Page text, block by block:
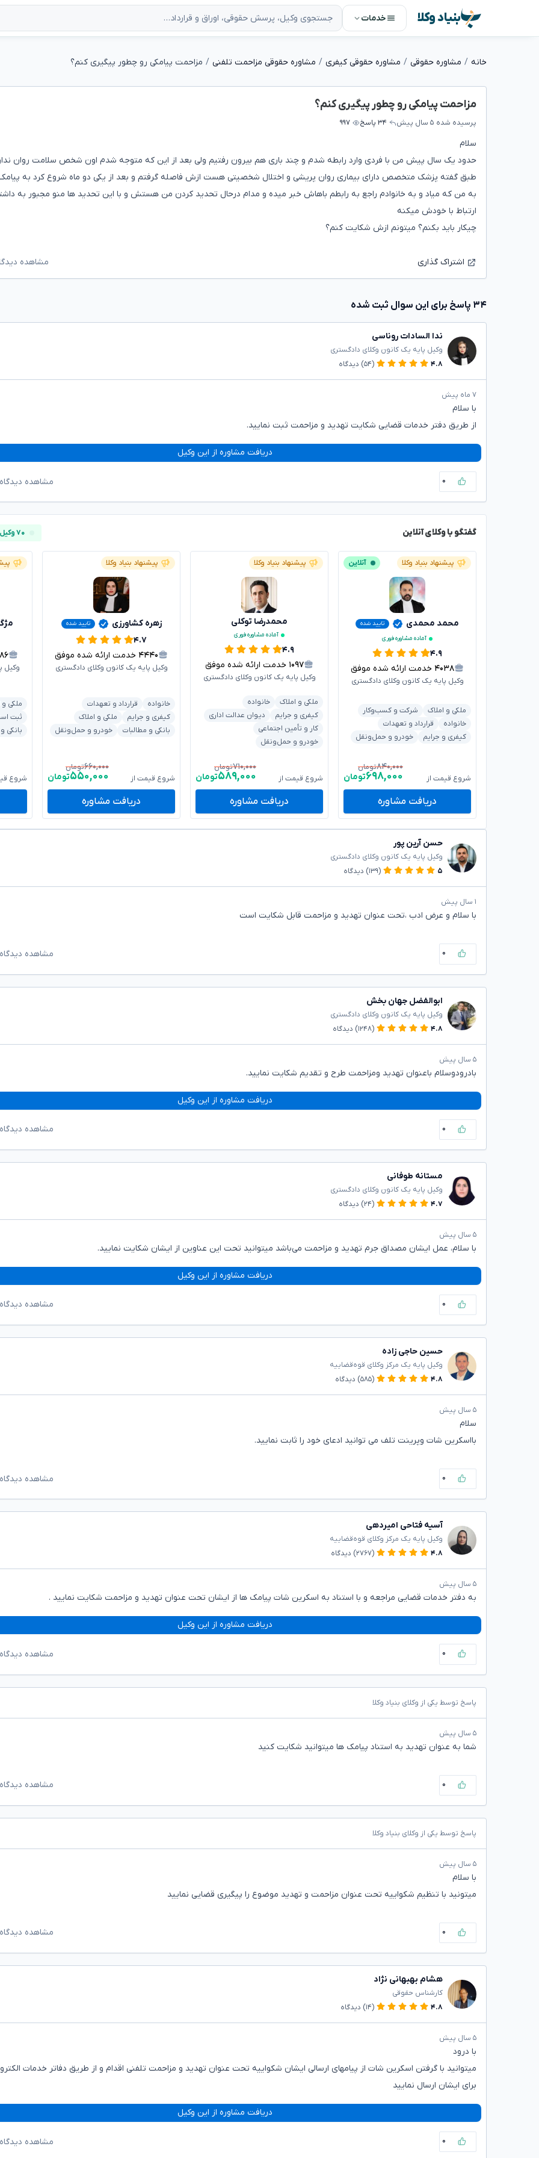
بنیاد وکلا خدمات
خانه مشاوره حقوقی مشاوره حقوقی کیفری مشاوره حقوقی مزاحمت تلفنی مزاحمت پیامکی رو چطور پیگیری کنم؟
مزاحمت پیامکی رو چطور پیگیری کنم؟
پرسیده شده ۵ سال پیش ۳۴ پاسخ ۹۹۷
سلام
حدود یک سال پیش من با فردی وارد رابطه شدم و چند باری هم بیرون رفتیم ولی بعد از این که متوجه شدم اون شخص سلامت روان
طبق گفته پزشک متخصص دارای بیماری روان پریشی و اختلال شخصیتی هست ازش فاصله گرفتم و بعد از یکی دو ماه شروع کرد به
به من که میاد و به خانوادم راجع به رابطم باهاش خبر میده و مدام درحال تحدید کردن من هستش و با این تحدید ها منو مجبور به
ارتباط با خودش میکنه
چیکار باید بکنم؟ میتونم ازش شکایت کنم؟
اشتراک گذاری مشاهده
۳۴ پاسخ برای این سوال ثبت شده
ندا السادات روناسی
وکیل پایه یک کانون وکلای دادگستری
۴.۸
(۵۴) دیدگاه
۷ ماه پیش
با سلام
از طریق دفتر خدمات قضایی شکایت تهدید و مزاحمت ثبت نمایید.
دریافت مشاوره از این وکیل
۰ مشاهده
گفتگو با وکلای آنلاین ۷۰ وکیل آنلاین
پیشنهاد بنیاد وکلا آنلاین
محمد محمدی
تایید شده
آماده مشاوره فوری
۴.۹
۴۰۳۸ خدمت ارائه شده موفق
وکیل پایه یک کانون وکلای دادگستری
ملکی و املاک
شرکت و کسب‌وکار
خانواده
قرارداد و تعهدات
کیفری و جرایم
خودرو و حمل‌ونقل
شروع قیمت از
۸۴۰,۰۰۰تومان
۶۹۸,۰۰۰تومان
دریافت مشاوره
پیشنهاد بنیاد وکلا
محمدرضا توکلی
آماده مشاوره فوری
۴.۹
۱۰۹۷ خدمت ارائه شده موفق
وکیل پایه یک کانون وکلای دادگستری
ملکی و املاک
خانواده
کیفری و جرایم
دیوان عدالت اداری
کار و تأمین اجتماعی
خودرو و حمل‌ونقل
شروع قیمت از
۷۱۰,۰۰۰تومان
۵۸۹,۰۰۰تومان
دریافت مشاوره
پیشنهاد بنیاد وکلا
زهره کشاورزی تایید شده
۴.۷
۴۴۴۰ خدمت ارائه شده موفق
وکیل پایه یک کانون وکلای دادگستری
خانواده
قرارداد و تعهدات
کیفری و جرایم
ملکی و املاک
بانکی و مطالبات
خودرو و حمل‌ونقل
شروع قیمت از
۶۶۰,۰۰۰تومان
۵۵۰,۰۰۰تومان
دریافت مشاوره
وکیل
ملکی و
ثبت
بانکی
شروع
حسن آرین پور
وکیل پایه یک کانون وکلای دادگستری
۵
(۱۳۹) دیدگاه
۱ سال پیش
با سلام و عرض ادب ،تحت عنوان تهدید و مزاحمت قابل شکایت است
۰ مشاهده
ابوالفضل جهان بخش
وکیل پایه یک کانون وکلای دادگستری
۴.۸
(۱۲۴۸) دیدگاه
۵ سال پیش
بادرودوسلام باعنوان تهدید ومزاحمت طرح و تقدیم شکایت نمایید.
دریافت مشاوره از این وکیل
۰ مشاهده
مستانه طوفانی
وکیل پایه یک کانون وکلای دادگستری
۴.۷
(۲۴) دیدگاه
۵ سال پیش
با سلام، عمل ایشان مصداق جرم تهدید و مزاحمت می‌باشد میتوانید تحت این عناوین از ایشان شکایت نمایید.
دریافت مشاوره از این وکیل
۰ مشاهده
حسین حاجی زاده
وکیل پایه یک مرکز وکلای قوه‌قضاییه
۴.۸
(۵۸۵) دیدگاه
۵ سال پیش
سلام
بااسکرین شات وپرینت تلف می توانید ادعای خود را ثابت نمایید.
۰ مشاهده
آسیه فتاحی امیردهی
وکیل پایه یک مرکز وکلای قوه‌قضاییه
۴.۸
(۲۷۶۷) دیدگاه
۵ سال پیش
به دفتر خدمات قضایی مراجعه و با استناد به اسکرین شات پیامک ها از ایشان تحت عنوان تهدید و مزاحمت شکایت نمایید .
دریافت مشاوره از این وکیل
۰ مشاهده
پاسخ توسط یکی از وکلای بنیاد وکلا
۵ سال پیش
شما به عنوان تهدید به استناد پیامک ها میتوانید شکایت کنید
۰ مشاهده
پاسخ توسط یکی از وکلای بنیاد وکلا
۵ سال پیش
با سلام
میتونید با تنظیم شکواییه تحت عنوان مزاحمت و تهدید موضوع را پیگیری قضایی نمایید
۰ مشاهده
هشام بهبهانی نژاد
کارشناس حقوقی
۴.۸
(۱۴) دیدگاه
۵ سال پیش
با درود
میتوانید با گرفتن اسکرین شات از پیامهای ارسالی ایشان شکواییه تحت عنوان تهدید و مزاحمت تلفنی اقدام و از طریق دفاتر خدمات
برای ایشان ارسال نمایید
دریافت مشاوره از این وکیل
۰ مشاهده